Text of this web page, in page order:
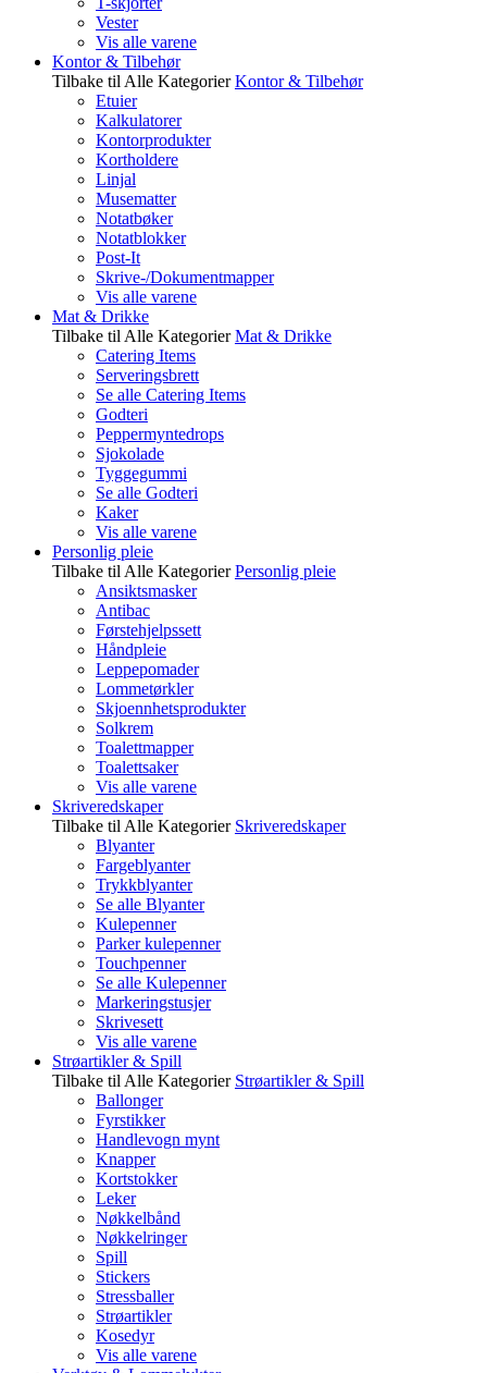
Vester
Vis alle varene
Kontor & Tilbehør
Tilbake til Alle Kategorier Kontor & Tilbehør
Etuier
Kalkulatorer
Kontorprodukter
Kortholdere
Linjal
Musematter
Notatbøker
Notatblokker
Post-It
Skrive-/Dokumentmapper
Vis alle varene
Mat & Drikke
Tilbake til Alle Kategorier Mat & Drikke
Catering Items
Serveringsbrett
Se alle Catering Items
Godteri
Peppermyntedrops
Sjokolade
Tyggegummi
Se alle Godteri
Kaker
Vis alle varene
Personlig pleie
Tilbake til Alle Kategorier Personlig pleie
Ansiktsmasker
Antibac
Førstehjelpssett
Håndpleie
Leppepomader
Lommetørkler
Skjoennhetsprodukter
Solkrem
Toalettmapper
Toalettsaker
Vis alle varene
Skriveredskaper
Tilbake til Alle Kategorier Skriveredskaper
Blyanter
Fargeblyanter
Trykkblyanter
Se alle Blyanter
Kulepenner
Parker kulepenner
Touchpenner
Se alle Kulepenner
Markeringstusjer
Skrivesett
Vis alle varene
Strøartikler & Spill
Tilbake til Alle Kategorier Strøartikler & Spill
Ballonger
Fyrstikker
Handlevogn mynt
Knapper
Kortstokker
Leker
Nøkkelbånd
Nøkkelringer
Spill
Stickers
Stressballer
Strøartikler
Kosedyr
Vis alle varene